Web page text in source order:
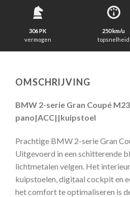
306 PK
vermogen
250 km/u
topsnelheid
OMSCHRIJVING
BMW 2-serie Gran Coupé
pano|ACC||kuipstoel
Prachtige BMW 2-serie Gran
Uitgevoerd in een schitterende
lichtmetalen velgen. Het
kuipstoelen, digitaal cockpit en
het comfort te optimaliseren is